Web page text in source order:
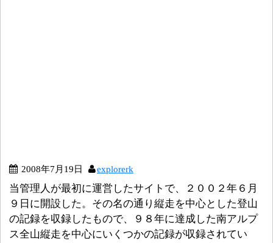
2008年7月19日 explorerk
当管理人が最初に運営したサイトで、２００２年６月
９日に開設した。その名の通り縦走を中心とした登山
の記録を収録したもので、９８年に達成した南アルプ
ス全山縦走を中心にいくつかの記録が収録されてい